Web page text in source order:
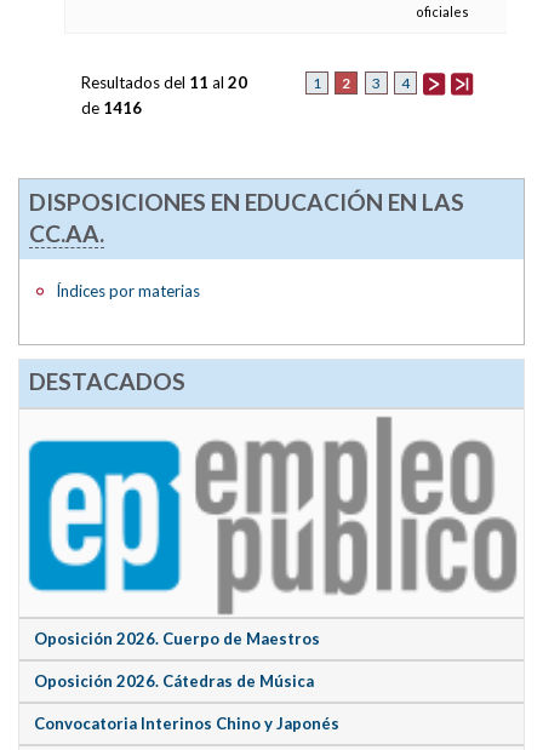
oficiales
1 2 3 4
Resultados del 11 al 20
de 1416
DISPOSICIONES EN EDUCACIÓN EN LAS
CC.AA.
Índices por materias
DESTACADOS
Oposición 2026. Cuerpo de Maestros
Oposición 2026. Cátedras de Música
Convocatoria Interinos Chino y Japonés